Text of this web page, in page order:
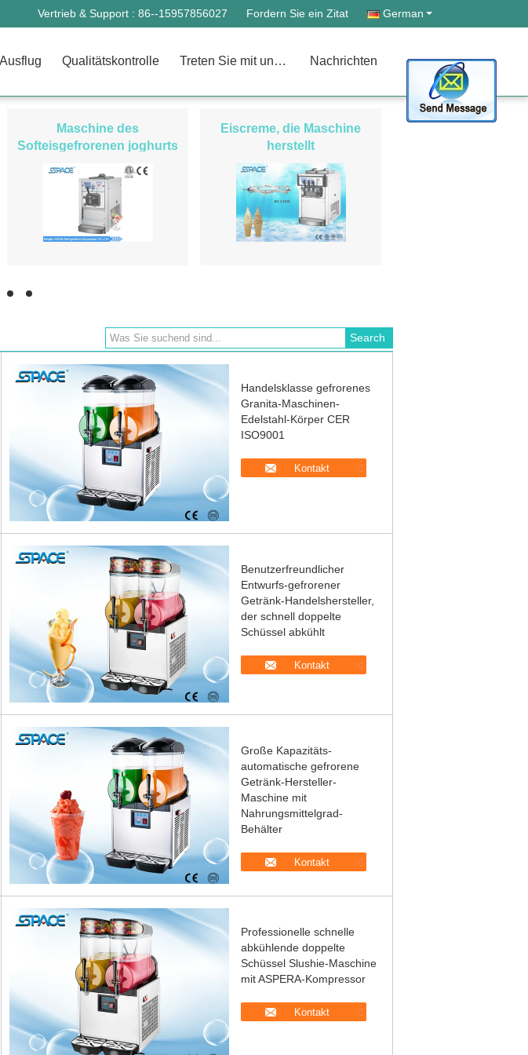
Vertrieb & Support : 86--15957856027 Fordern Sie ein Zitat German
Qualitätskontrolle Treten Sie mit uns in Verbindung Nachrichten
Maschine des
Softeisgefrorenen joghurts
Eiscreme, die Maschine
herstellt
Handelsklasse gefrorenes
Granita-Maschinen-
Edelstahl-Körper CER
ISO9001
Kontakt
Benutzerfreundlicher
Entwurfs-gefrorener
Getränk-Handelshersteller,
der schnell doppelte
Schüssel abkühlt
Kontakt
Große Kapazitäts-
automatische gefrorene
Getränk-Hersteller-
Maschine mit
Nahrungsmittelgrad-
Behälter
Kontakt
Professionelle schnelle
abkühlende doppelte
Schüssel Slushie-Maschine
mit ASPERA-Kompressor
Kontakt